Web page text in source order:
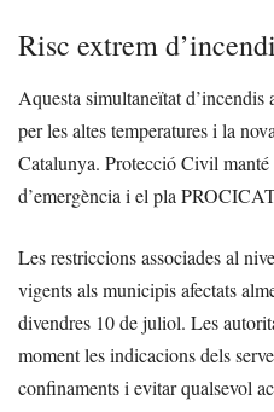
Risc extrem
Aquesta simultaneïtat
per les altes temperatures i la
Catalunya. Protecció Civil
d’emergència i el pla
Les restriccions associades al
vigents als municipis afectats
divendres 10 de juliol. Les
moment les indicacions dels
confinaments i evitar qualsevol